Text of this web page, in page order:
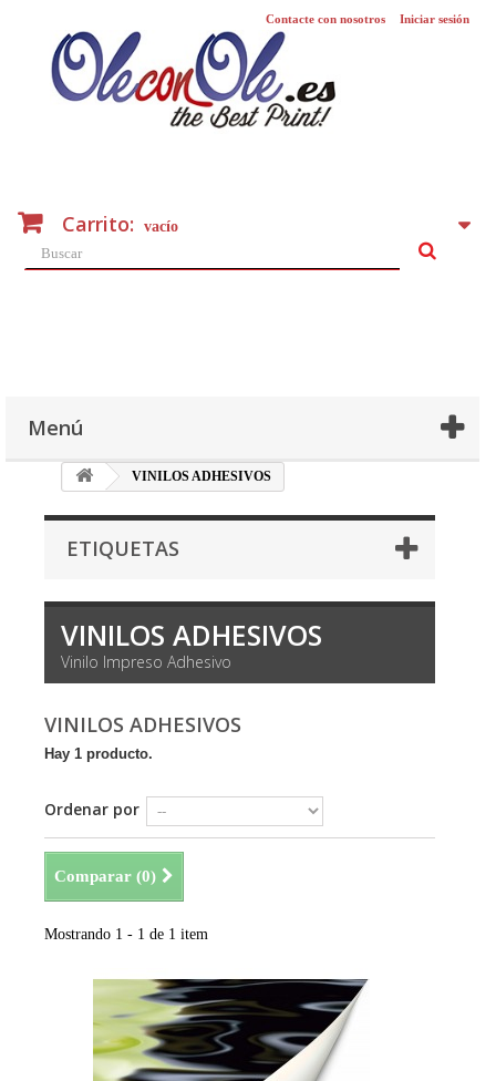
Iniciar sesión
Contacte con nosotros
Carrito: vacío
Menú
VINILOS ADHESIVOS
ETIQUETAS
VINILOS ADHESIVOS
Vinilo Impreso Adhesivo
VINILOS ADHESIVOS
Hay 1 producto.
Ordenar por
Comparar (0)
Mostrando 1 - 1 de 1 item